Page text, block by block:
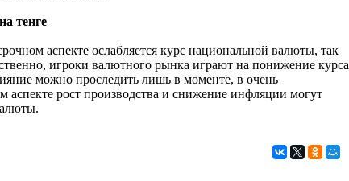
тенге
аспекте ослабляется курс национальной валюты, так
игроки валютного рынка играют на понижение курса
можно проследить лишь в моменте, в очень
аспекте рост производства и снижение инфляции могут